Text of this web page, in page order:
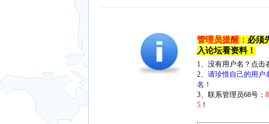
管理员提醒： 必须
入论坛看资料！
1、没有用户名？点
2、 请珍惜自己的用户
名！
3、联系管理员68号：
5 ！